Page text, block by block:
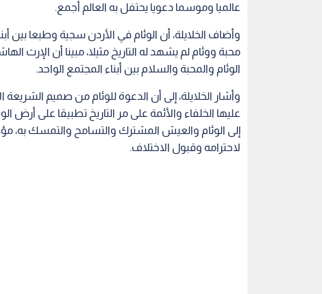
عالميا وموسما دعويا يحتفل به العالم أجمع.
وأضاف الخلايلة، أن الوئام في الأردن سجية وطبعا
محبة ووئام لم يشهد له التاريخ مثيلا، مبينا أن
الوئام والمحبة والسلام بين أبناء المجتمع الواحد.
وأشار الخلايلة، إلى أن الدعوة للوئام من صميم الشريعة
عليها الخلفاء والأئمة على مر التاريخ تطبيقا على أرض
إلى الوئام والعيش المشترك والتسامح والتمسك به،
لاحترامه وقبول الاختلاف.